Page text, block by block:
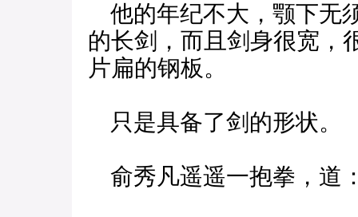
他的年纪不大，颚下无
的长剑，而且剑身很宽，
片扁的钢板。
只是具备了剑的形状。
俞秀凡遥遥一抱拳，道